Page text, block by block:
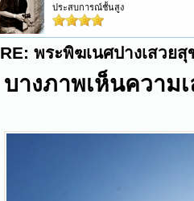
ประสบการณ์ชั้นสูง
RE: พระพิฆเนศปางเสวย
บางภาพเห็นความ